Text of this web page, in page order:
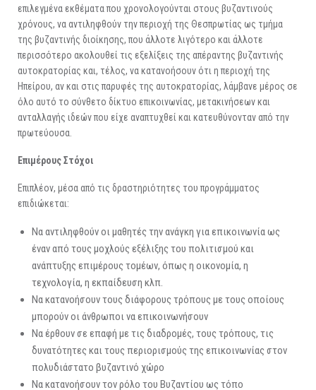
επιλεγμένα εκθέματα που χρονολογούνται στους βυζαντινούς
χρόνους, να αντιληφθούν την περιοχή της Θεσπρωτίας ως τμήμα
της βυζαντινής διοίκησης, που άλλοτε λιγότερο και άλλοτε
περισσότερο ακολουθεί τις εξελίξεις της απέραντης βυζαντινής
αυτοκρατορίας και, τέλος, να κατανοήσουν ότι η περιοχή της
Ηπείρου, αν και στις παρυφές της αυτοκρατορίας, λάμβανε μέρος σε
όλο αυτό το σύνθετο δίκτυο επικοινωνίας, μετακινήσεων και
ανταλλαγής ιδεών που είχε αναπτυχθεί και κατευθύνονταν από την
πρωτεύουσα.
Επιμέρους Στόχοι
Επιπλέον, μέσα από τις δραστηριότητες του προγράμματος
επιδιώκεται:
Να αντιληφθούν οι μαθητές την ανάγκη για επικοινωνία ως
έναν από τους μοχλούς εξέλιξης του πολιτισμού και
ανάπτυξης επιμέρους τομέων, όπως η οικονομία, η
τεχνολογία, η εκπαίδευση κλπ.
Να κατανοήσουν τους διάφορους τρόπους με τους οποίους
μπορούν οι άνθρωποι να επικοινωνήσουν
Να έρθουν σε επαφή με τις διαδρομές, τους τρόπους, τις
δυνατότητες και τους περιορισμούς της επικοινωνίας στον
πολυδιάστατο βυζαντινό χώρο
Να κατανοήσουν τον ρόλο του Βυζαντίου ως τόπο